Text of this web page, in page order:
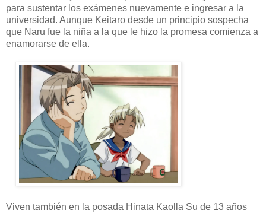
para sustentar los exámenes nuevamente e ingresar a la
universidad. Aunque Keitaro desde un principio sospecha
que Naru fue la niña a la que le hizo la promesa comienza a
enamorarse de ella.
Viven también en la posada Hinata Kaolla Su de 13 años